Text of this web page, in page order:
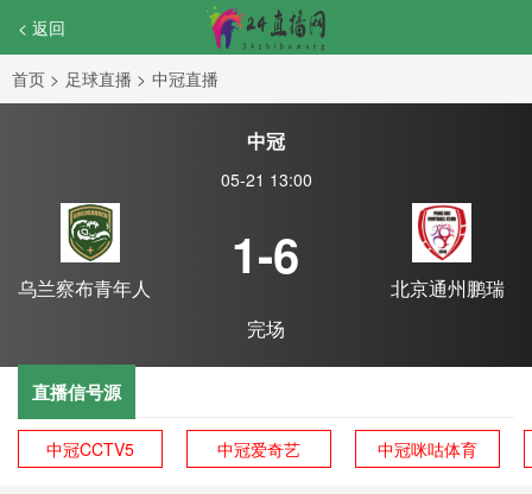
< 返回
首页 > 足球直播 > 中冠直播
中冠
05-21 13:00
乌兰察布青年人
1-6
北京通州鹏瑞
完场
直播信号源
中冠CCTV5 中冠爱奇艺 中冠咪咕体育